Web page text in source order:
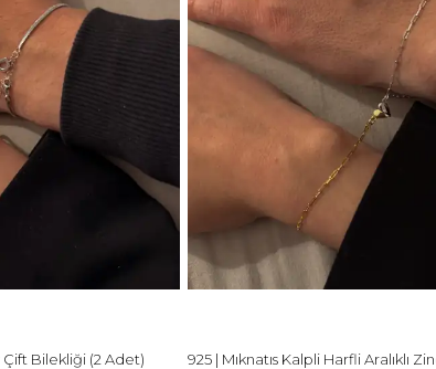
Çift Bilekliği (2 Adet)